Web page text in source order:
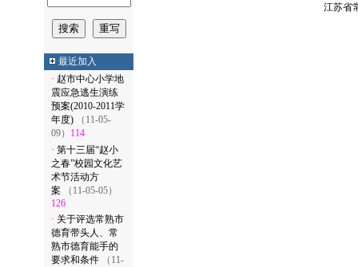
最近加入
· 赵市中心小学地
震应急逃生演练
预案(2010-2011学
年度)
（11-05-
09） 114
· 第十三届“赵小
之春”校园文化艺
术节活动方
案
（11-05-05）
126
· 关于评选常熟市
德育带头人、常
熟市德育能手的
要求和条件
（11-
江苏省